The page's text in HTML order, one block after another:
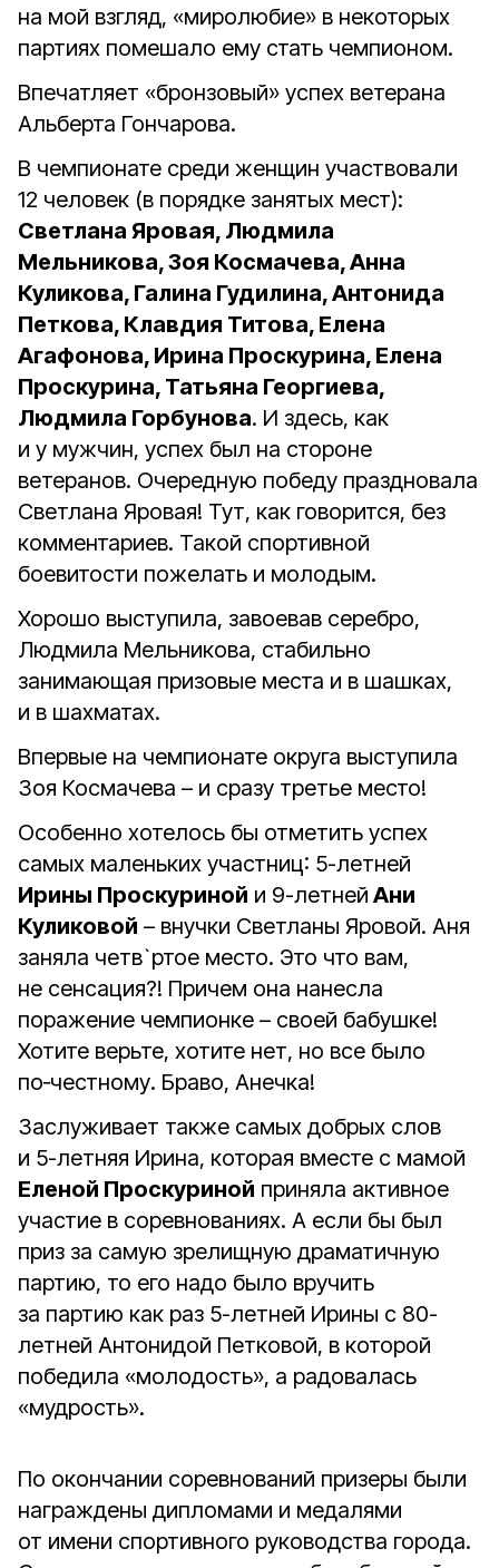
на мой взгляд, «миролюбие» в некоторых
партиях помешало ему стать чемпионом.
Впечатляет «бронзовый» успех ветерана
Альберта Гончарова.
В чемпионате среди женщин участвовали
12 человек (в порядке занятых мест):
Светлана Яровая, Людмила
Мельникова, Зоя Космачева, Анна
Куликова, Галина Гудилина, Антонида
Петкова, Клавдия Титова, Елена
Агафонова, Ирина Проскурина, Елена
Проскурина, Татьяна Георгиева,
Людмила Горбунова. И здесь, как
и у мужчин, успех был на стороне
ветеранов. Очередную победу праздновала
Светлана Яровая! Тут, как говорится, без
комментариев. Такой спортивной
боевитости пожелать и молодым.
Хорошо выступила, завоевав серебро,
Людмила Мельникова, стабильно
занимающая призовые места и в шашках,
и в шахматах.
Впервые на чемпионате округа выступила
Зоя Космачева – и сразу третье место!
Особенно хотелось бы отметить успех
самых маленьких участниц: 5-летней
Ирины Проскуриной и 9-летней Ани
Куликовой – внучки Светланы Яровой. Аня
заняла четв`ртое место. Это что вам,
не сенсация?! Причем она нанесла
поражение чемпионке – своей бабушке!
Хотите верьте, хотите нет, но все было
по‑честному. Браво, Анечка!
Заслуживает также самых добрых слов
и 5-летняя Ирина, которая вместе с мамой
Еленой Проскуриной приняла активное
участие в соревнованиях. А если бы был
приз за самую зрелищную драматичную
партию, то его надо было вручить
за партию как раз 5-летней Ирины с 80-
летней Антонидой Петковой, в которой
победила «молодость», а радовалась
«мудрость».
По окончании соревнований призеры были
награждены дипломами и медалями
от имени спортивного руководства города.